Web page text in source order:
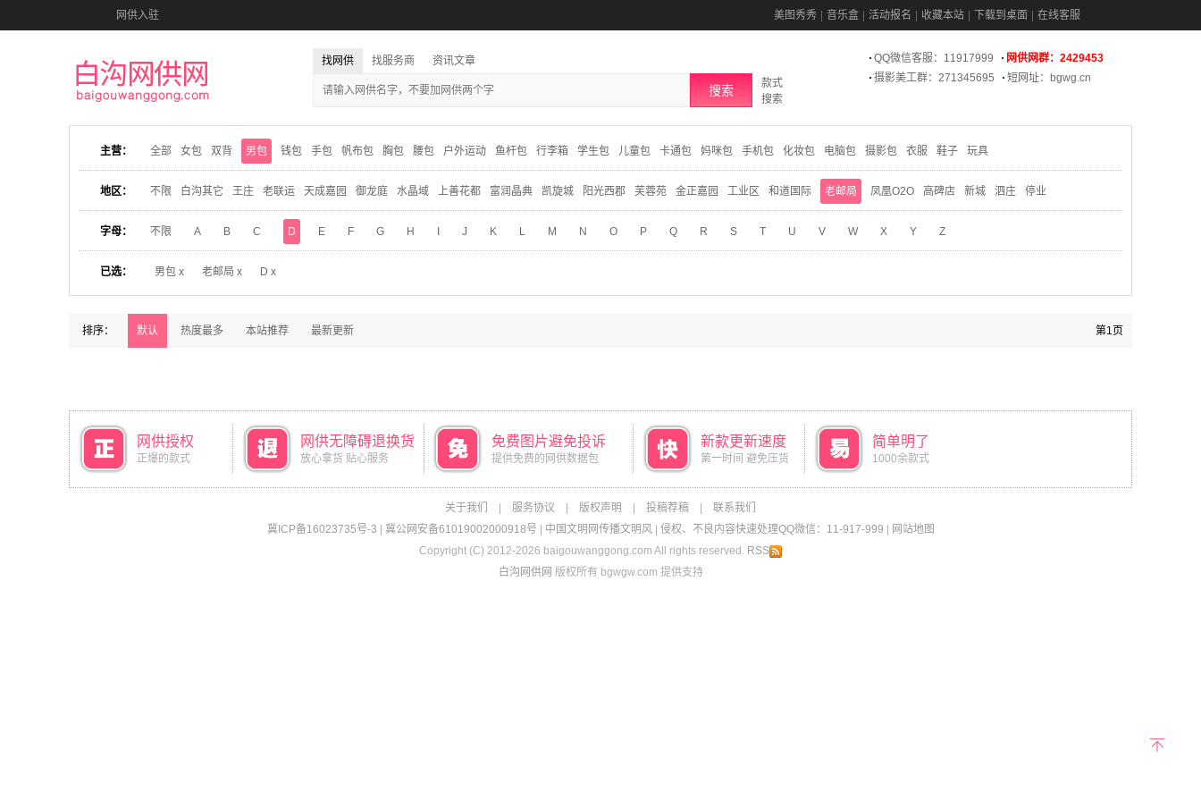
网供入驻 美图秀秀 音乐盒 活动报名 收藏本站 下载到桌面 在线客服
找网供 找服务商 资讯文章
搜索
款式
搜索
QQ微信客服：11917999
网供网群：2429453
摄影美工群：271345695
短网址：bgwg.cn
主营： 全部 女包 双背 男包 钱包 手包 帆布包 胸包 腰包 户外运动 鱼杆包 行李箱 学生包 儿童包 卡通包 妈咪包 手机包 化妆包 电脑包 摄影包 衣服 鞋子 玩具
地区： 不限 白沟其它 王庄 老联运 天成嘉园 御龙庭 水晶域 上善花都 富润晶典 凯旋城 阳光西郡 芙蓉苑 金正嘉园 工业区 和道国际 老邮局 凤凰O2O 高碑店 新城 泗庄 停业
字母： 不限 A B C D E F G H J K L M N O P Q R S T U V W X Y Z
已选： 男包 x 老邮局 x D x
排序： 默认 热度最多 本站推荐 最新更新 第1页
网供授权
正爆的款式
网供无障碍退换货
放心拿货 贴心服务
免费图片避免投诉
提供免费的网供数据包
新款更新速度
第一时间 避免压货
简单明了
1000余款式
关于我们 服务协议 版权声明 投稿荐稿
联系我们
冀ICP备16023735号-3
冀公网安备61019002000918号 中国文明网传播文明风| 侵权、不良内容快速处理QQ微信：11-917-999
网站地图
Copyright (C) 2012-2026 baigouwanggong.com All rights reserved. RSS
白沟网供网 版权所有 bgwgw.com 提供支持